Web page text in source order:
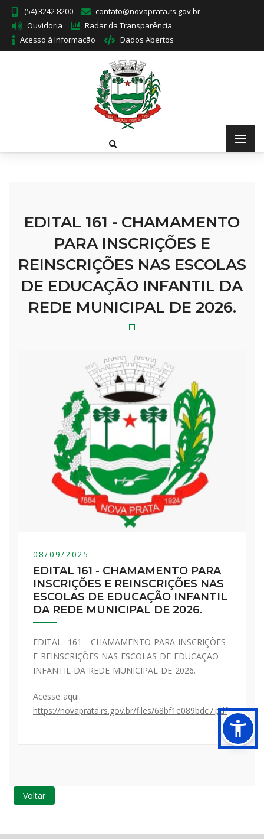
(54) 3242 8200
contato@novaprata.rs.gov.br
Ouvidoria
Radar da Transparência
Acesso à Informação
Dados Abertos
EDITAL 161 - CHAMAMENTO
PARA INSCRIÇÕES E
REINSCRIÇÕES NAS ESCOLAS
DE EDUCAÇÃO INFANTIL DA
REDE MUNICIPAL DE 2026.
08/09/2025
EDITAL 161 - CHAMAMENTO PARA
INSCRIÇÕES E REINSCRIÇÕES NAS
ESCOLAS DE EDUCAÇÃO INFANTIL
DA REDE MUNICIPAL DE 2026.
EDITAL 161 - CHAMAMENTO PARA INSCRIÇÕES
E REINSCRIÇÕES NAS ESCOLAS DE EDUCAÇÃO
INFANTIL DA REDE MUNICIPAL DE 2026.
Acesse aqui:
https://novaprata.rs.gov.br/files/68bf1e089bdc7.pdf
Voltar